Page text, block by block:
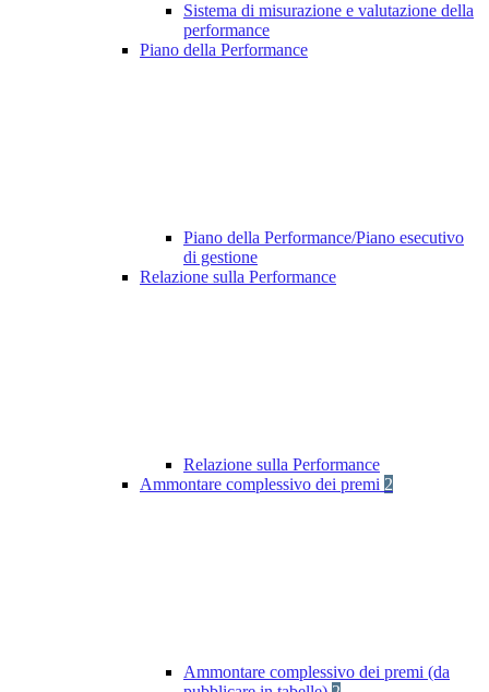
Sistema di misurazione e valutazione della
performance
Piano della Performance
Piano della Performance/Piano esecutivo
di gestione
Relazione sulla Performance
Relazione sulla Performance
Ammontare complessivo dei premi 2
Ammontare complessivo dei premi (da